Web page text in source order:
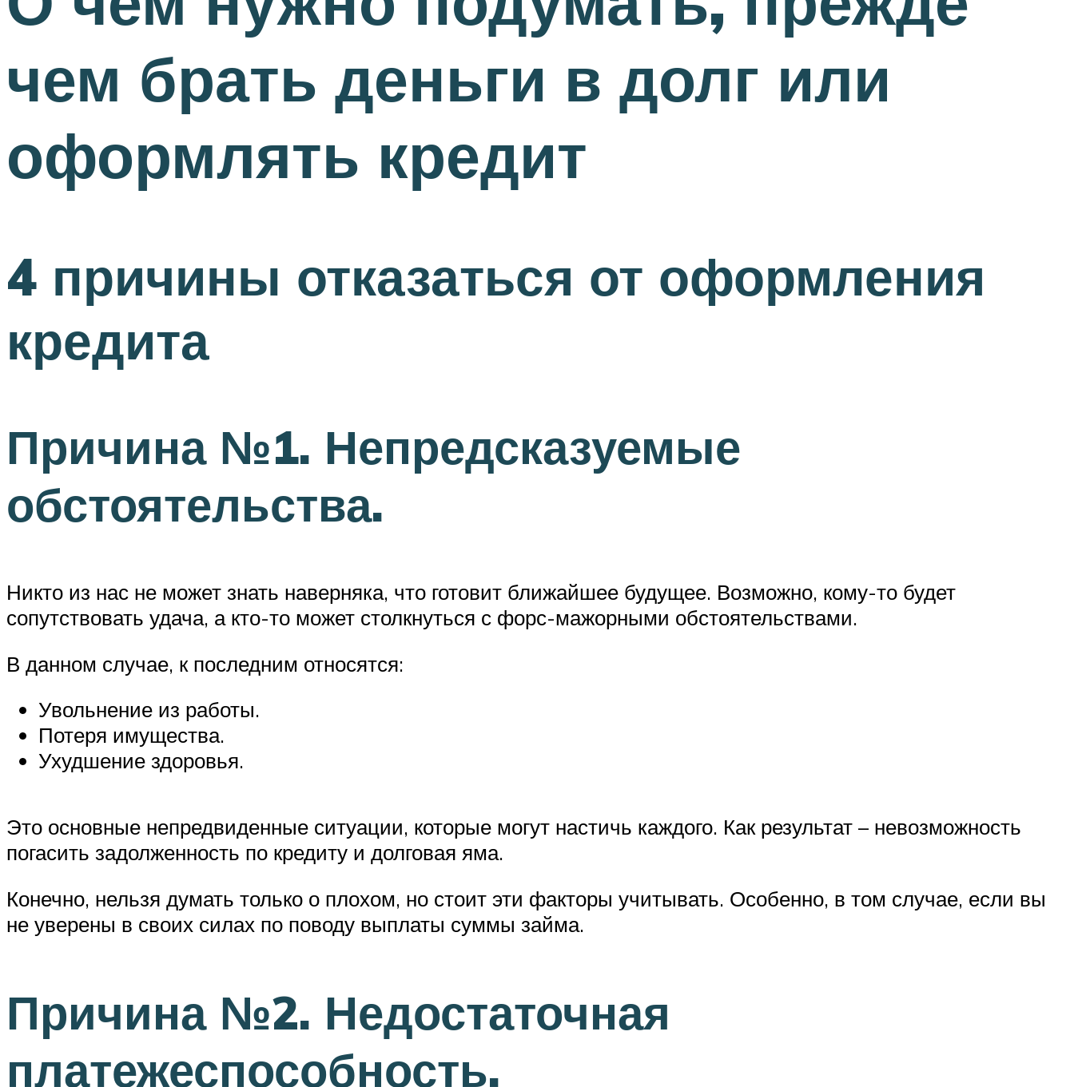
чем брать деньги в долг или
оформлять кредит
4 причины отказаться от оформления
кредита
Причина №1. Непредсказуемые
обстоятельства.
Никто из нас не может знать наверняка, что готовит ближайшее будущее. Возможно, кому-то будет
сопутствовать удача, а кто-то может столкнуться с форс-мажорными обстоятельствами.
В данном случае, к последним относятся:
Увольнение из работы.
Потеря имущества.
Ухудшение здоровья.
Это основные непредвиденные ситуации, которые могут настичь каждого. Как результат – невозможность
погасить задолженность по кредиту и долговая яма.
Конечно, нельзя думать только о плохом, но стоит эти факторы учитывать. Особенно, в том случае, если вы
не уверены в своих силах по поводу выплаты суммы займа.
Причина №2. Недостаточная
платежеспособность.